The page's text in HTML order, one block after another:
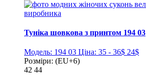
Туніка шовкова з принтом 194 03
Модель: 194 03 Ціна: 35 - 36$ 24$
Розміри: (EU+6)
42 44